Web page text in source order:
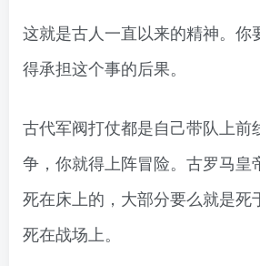
这就是古人一直以来的精神。你
得承担这个事的后果。
古代军阀打仗都是自己带队上前
争，你就得上阵冒险。古罗马皇
死在床上的，大部分要么就是死
死在战场上。